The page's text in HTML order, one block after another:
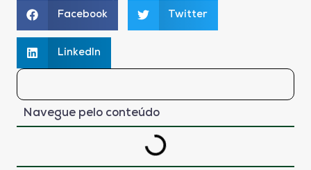
Facebook Twitter
LinkedIn
Navegue pelo conteúdo